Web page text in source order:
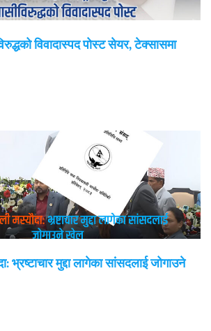
विवादास्पद पोस्ट सेयर, टेक्सासमा
भ्रष्टाचार मुद्दा लागेका सांसदलाई जोगाउने